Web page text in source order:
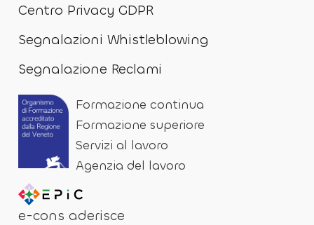
Centro Privacy GDPR
Segnalazioni Whistleblowing
Segnalazione Reclami
Formazione continua
Formazione superiore
Servizi al lavoro
Agenzia del lavoro
e-cons aderisce